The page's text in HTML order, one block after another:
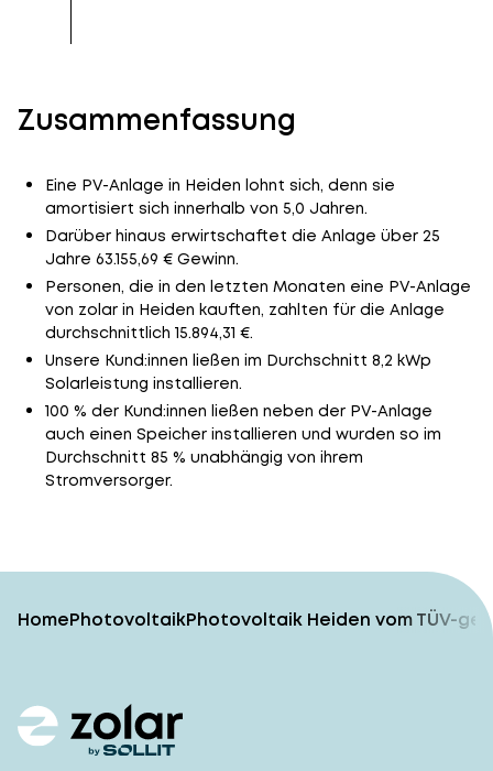
Zusammenfassung
Eine PV-Anlage in Heiden lohnt sich, denn sie
amortisiert sich innerhalb von 5,0 Jahren.
Darüber hinaus erwirtschaftet die Anlage über 25
Jahre 63.155,69 € Gewinn.
Personen, die in den letzten Monaten eine PV-Anlage
von zolar in Heiden kauften, zahlten für die Anlage
durchschnittlich 15.894,31 €.
Unsere Kund:innen ließen im Durchschnitt 8,2 kWp
Solarleistung installieren.
100 % der Kund:innen ließen neben der PV-Anlage
auch einen Speicher installieren und wurden so im
Durchschnitt 85 % unabhängig von ihrem
Stromversorger.
HomePhotovoltaikPhotovoltaik Heiden vom TÜV-